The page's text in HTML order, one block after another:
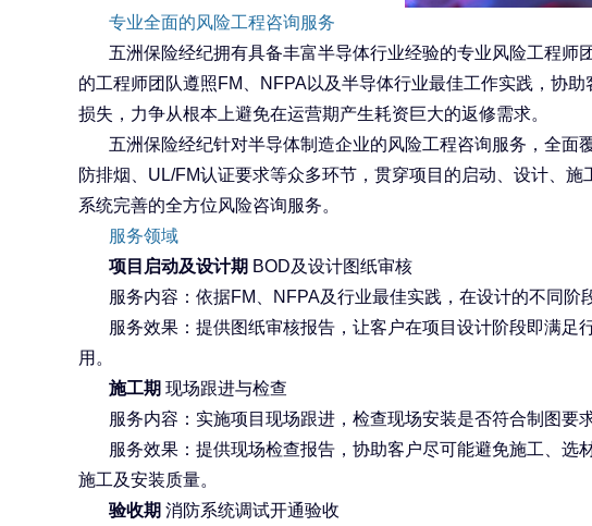
专业全面的风险工程咨询服务
五洲保险经纪拥有具备丰富半导体行业经验的专业风险工程
的工程师团队遵照FM NFPA以及半导体行业最佳工作实践，协
损失，力争从根本上避免在运营期产生耗资巨大的返修需求。
五洲保险经纪针对半导体制造企业的风险工程咨询服务，全
防排烟、 UL/FM认证要求等众多环节，贯穿项目的启动、设计、
系统完善的全方位风险咨询服务。
服务领域
项目启动及设计期 BOD及设计图纸审核
服务内容：依据FM NFPA及行业最佳实践，在设计的不同阶
服务效果：提供图纸审核报告，让客户在项目设计阶段即满
用。
施工期 现场跟进与检查
服务内容：实施项目现场跟进，检查现场安装是否符合制图要
服务效果：提供现场检查报告，协助客户尽可能避免施工、
施工及安装质量。
验收期 消防系统调试开通验收